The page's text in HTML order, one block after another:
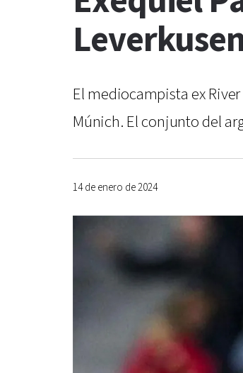
El mediocampista ex
Múnich. El conjunto del
14 de enero de 2024